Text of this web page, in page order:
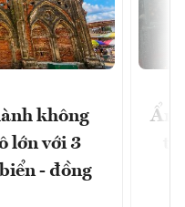
không
lớn với 3
- đồng
Ẩm